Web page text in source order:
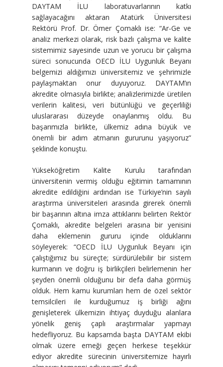
DAYTAM İLU laboratuvarlarının katkı
sağlayacağını aktaran Atatürk Üniversitesi
Rektörü Prof. Dr. Ömer Çomaklı ise: “Ar-Ge ve
analiz merkezi olarak, risk bazlı çalışma ve kalite
sistemimiz sayesinde uzun ve yorucu bir çalışma
süreci sonucunda OECD İLU Uygunluk Beyanı
belgemizi aldığımızı üniversitemiz ve şehrimizle
paylaşmaktan onur duyuyoruz. DAYTAM’ın
akredite olmasıyla birlikte; analizlerimizde üretilen
verilerin kalitesi, veri bütünlüğü ve geçerliliği
uluslararası düzeyde onaylanmış oldu. Bu
başarımızla birlikte, ülkemiz adına büyük ve
önemli bir adım atmanın gururunu yaşıyoruz”
şeklinde konuştu.
Yükseköğretim Kalite Kurulu tarafından
üniversitenin vermiş olduğu eğitimin tamamının
akredite edildiğini ardından ise Türkiye’nin sayılı
araştırma üniversiteleri arasında girerek önemli
bir başarının altına imza attıklarını belirten Rektör
Çomaklı, akredite belgeleri arasına bir yenisini
daha eklemenin gururu içinde olduklarını
söyleyerek: “OECD İLU Uygunluk Beyanı için
çalıştığımız bu süreçte; sürdürülebilir bir sistem
kurmanın ve doğru iş birlikçileri belirlemenin her
şeyden önemli olduğunu bir defa daha görmüş
olduk. Hem kamu kurumları hem de özel sektör
temsilcileri ile kurduğumuz iş birliği ağını
genişleterek ülkemizin ihtiyaç duyduğu alanlara
yönelik geniş çaplı araştırmalar yapmayı
hedefliyoruz. Bu kapsamda başta DAYTAM ekibi
olmak üzere emeği geçen herkese teşekkür
ediyor akredite sürecinin üniversitemize hayırlı